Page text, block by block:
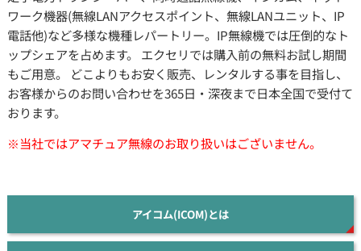
ワーク機器(無線LANアクセスポイント、無線LANユニット、IP
電話他)など多様な機種レパートリー。IP無線機では圧倒的なト
ップシェアを占めます。 エクセリでは購入前の無料お試し期間
もご用意。 どこよりもお安く販売、レンタルする事を目指し、
お客様からのお問い合わせを365日・深夜まで日本全国で受付て
おります。
※当社ではアマチュア無線のお取り扱いはございません。
アイコム(ICOM)とは